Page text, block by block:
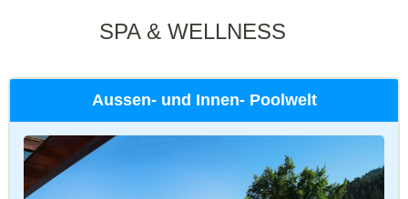
SPA & WELLNESS
Aussen- und Innen- Poolwelt